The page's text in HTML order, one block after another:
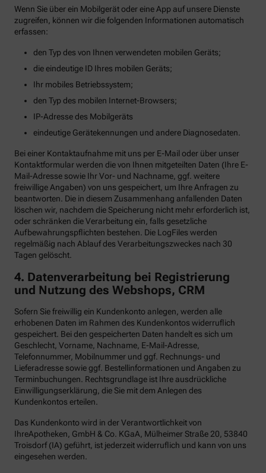
Wenn Sie über ein Mobilgerät oder eine App auf unsere Dienste
zugreifen, können wir die folgenden Informationen automatisch
erfassen:
den Typ des von Ihnen verwendeten mobilen Geräts;
die eindeutige ID Ihres mobilen Geräts;
Ihr mobiles Betriebssystem;
den Typ des mobilen Internet-Browsers;
IP-Adresse des Mobilgeräts
eindeutige Gerätekennungen und andere Diagnosedaten.
Bei einer Kontaktaufnahme mit uns per E-Mail oder über unser
Kontaktformular werden die von Ihnen mitgeteilten Daten (Ihre E-
Mail-Adresse sowie Ihr Vor- und Nachname, ggf. weitere
freiwillige Angaben) von uns gespeichert, um Ihre Anfragen zu
beantworten. Die in diesem Zusammenhang anfallenden Daten
löschen wir, nachdem die Speicherung nicht mehr erforderlich ist,
oder schränken die Verarbeitung ein, falls gesetzliche
Aufbewahrungspflichten bestehen. Die LogFiles werden
regelmäßig nach Ablauf des Verarbeitungszweckes nach 30
Tagen gelöscht.
4. Datenverarbeitung bei Registrierung
und Nutzung des Webshops, CRM
Sofern Sie freiwillig ein Kundenkonto anlegen, werden alle
erhobenen Daten im Rahmen des Kundenkontos widerruflich
gespeichert. Bei den gespeicherten Daten handelt es sich um
Geschlecht, Vorname, Nachname, E-Mail-Adresse,
Telefonnummer, Mobilnummer und ggf. Rechnungs- und
Lieferadresse sowie ggf. Bestellinformationen und Angaben zu
Terminbuchungen. Rechtsgrundlage ist Ihre ausdrückliche
Einwilligungserklärung, die Sie mit dem Anlegen des
Kundenkontos erteilen.
Das Kundenkonto wird in der Verantwortlichkeit von
IhreApotheken, GmbH & Co. KGaA, Mülheimer Straße 20, 53840
Troisdorf (IA) geführt, ist jederzeit widerruflich und kann von uns
eingesehen werden.